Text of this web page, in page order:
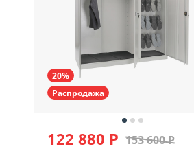
20%
Распродажа
122 880 Р 153 600 Р